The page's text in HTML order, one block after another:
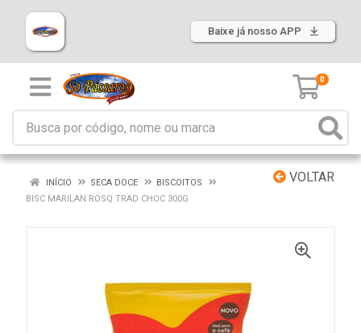
Baixe já nosso APP
0
VOLTAR
INÍCIO SECA DOCE
BISCOITOS
BISC MARILAN ROSQ TRAD CHOC 300G